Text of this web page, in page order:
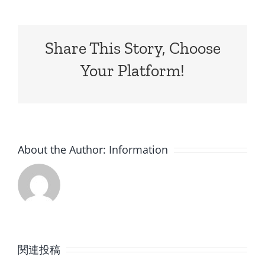
Share This Story, Choose
Your Platform!
About the Author: Information
関連投稿 月
月